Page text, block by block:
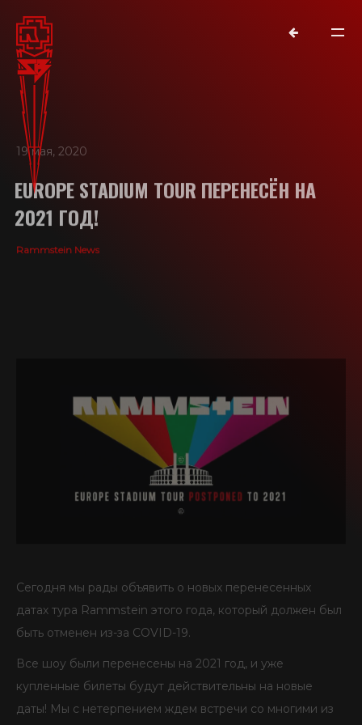
SEIDBEREIT
19 мая, 2020
EUROPE STADIUM TOUR ПЕРЕНЕСЁН НА
2021 ГОД!
Rammstein News
датах тура Rammstein этого года, который должен был
быть отменен из-за COVID-19.
Все шоу были перенесены на 2021 год, и уже
купленные билеты будут действительны на новые
даты! Мы с нетерпением ждем встречи со многими из
вас в следующем году!